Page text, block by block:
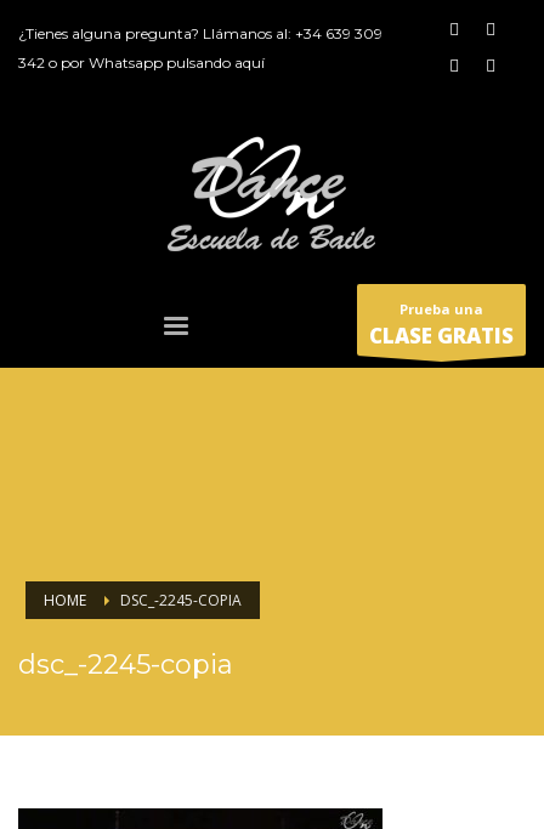
¿Tienes alguna pregunta? Llámanos al: +34 639 309
342 o por Whatsapp pulsando aquí
Prueba una
CLASE GRATIS
HOME DSC_-2245-COPIA
dsc_-2245-copia